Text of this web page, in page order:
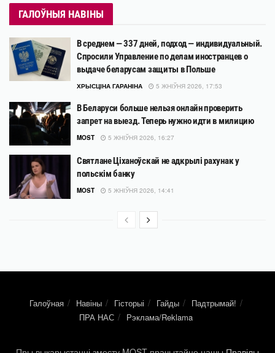
ГАЛОЎНЫЯ НАВІНЫ
В среднем — 337 дней, подход — индивидуальный.
Спросили Управление по делам иностранцев о
выдаче беларусам защиты в Польше
ХРЫСЦІНА ГАРАНІНА 5 ЖНІЎНЯ 2026, 17:53
В Беларуси больше нельзя онлайн проверить
запрет на выезд. Теперь нужно идти в милицию
MOST 5 ЖНІЎНЯ 2026, 16:27
Святлане Ціханоўскай не адкрылі рахунак у
польскім банку
MOST 5 ЖНІЎНЯ 2026, 14:41
Галоўная Навіны Гісторыі Гайды
Падтрымай!
ПРА НАС
Рэклама/Reklama